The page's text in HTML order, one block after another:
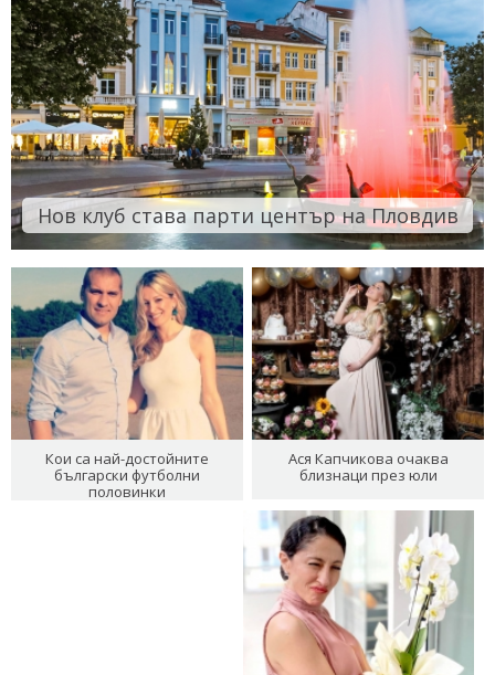
Нов клуб става парти център на Пловдив
Кои са най-достойните
български футболни
половинки
Ася Капчикова очаква
близнаци през юли